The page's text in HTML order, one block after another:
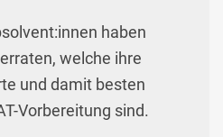
haben
welche ihre
und damit besten
Vorbereitung sind.